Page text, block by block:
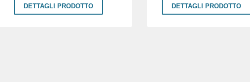
DETTAGLI PRODOTTO DETTAGLI PRODOTTO